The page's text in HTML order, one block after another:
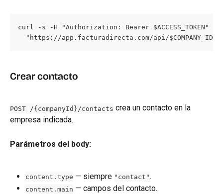
curl -s -H "Authorization: Bearer $ACCESS_TOKEN" \
"https://app.facturadirecta.com/api/$COMPANY_ID/
Crear contacto
POST /{companyId}/contacts crea un contacto en la
empresa indicada.
Parámetros del body:
content.type — siempre "contact".
content.main — campos del contacto.